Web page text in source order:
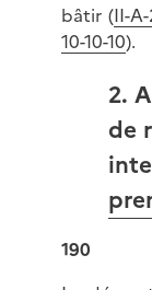
bâtir (II-
10-10-10).
2.
de
190